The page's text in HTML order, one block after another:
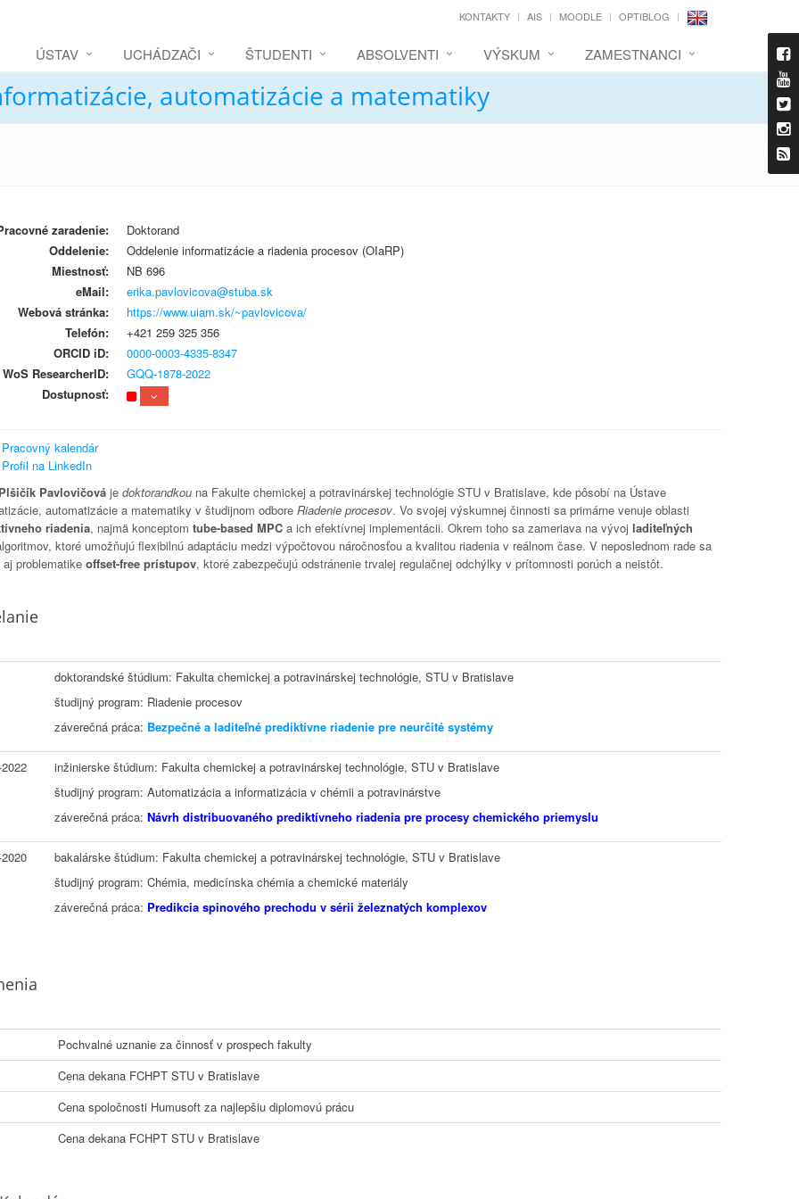
KONTAKTY AIS MOODLE OPTIBLOG
ÚSTAV UCHÁDZAČI ŠTUDENTI ABSOLVENTI VÝSKUM ZAMESTNANCI
automatizácie a matematiky
zaradenie:
Doktorand
Oddelenie:
Oddelenie informatizácie a riadenia procesov (OIaRP)
Miestnosť:
NB 696
eMail:
erika.pavlovicova@stuba.sk
Webová stránka:
https://www.uiam.sk/~pavlovicova/
Telefón:
+421 259 325 356
ORCID iD:
0000-0003-4335-8347
WoS ResearcherID:
GQQ-1878-2022
Dostupnosť:
Pracovný kalendár
Profil na LinkedIn
Pavlovičováje doktorandkou na Fakulte chemickej a potravinárskej technológie STU v Bratislave, kde pôsobí na Ústave
automatizácie a matematiky v študijnom odbore Riadenie procesov. Vo svojej výskumnej činnosti sa primárne venuje oblasti
riadenia, najmä konceptom tube-based MPCa ich efektívnej implementácii. Okrem toho sa zameriava na vývoj laditeľných
, ktoré umožňujú flexibilnú adaptáciu medzi výpočtovou náročnosťou a kvalitou riadenia v reálnom čase. V neposlednom rade sa
problematike offset-free prístupov, ktoré zabezpečujú odstránenie trvalej regulačnej odchýlky v prítomnosti porúch a neistôt.
doktorandské štúdium: Fakulta chemickej a potravinárskej technológie, STU v Bratislave
študijný program: Riadenie procesov
záverečná práca: Bezpečné a laditeľné prediktívne riadenie pre neurčité systémy
inžinierske štúdium: Fakulta chemickej a potravinárskej technológie, STU v Bratislave
študijný program: Automatizácia a informatizácia v chémii a potravinárstve
záverečná práca: Návrh distribuovaného prediktívneho riadenia pre procesy chemického priemyslu
bakalárske štúdium: Fakulta chemickej a potravinárskej technológie, STU v Bratislave
študijný program: Chémia, medicínska chémia a chemické materiály
záverečná práca: Predikcia spinového prechodu v sérii železnatých komplexov
Pochvalné uznanie za činnosť v prospech fakulty
Cena dekana FCHPT STU v Bratislave
Cena spoločnosti Humusoft za najlepšiu diplomovú prácu
Cena dekana FCHPT STU v Bratislave